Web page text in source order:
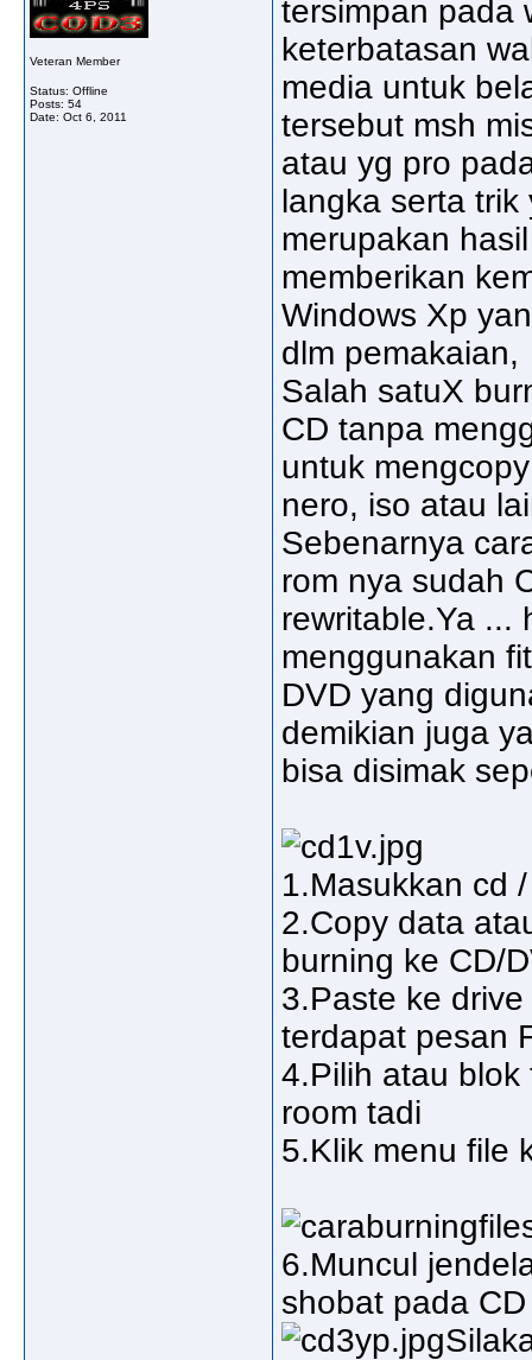
Veteran Member
Status: Offline
Posts: 54
Date: Oct 6, 2011
tersimpan pada
keterbatasan
media untuk
tersebut msh
atau yg pro
langka serta
merupakan
memberikan
Windows Xp
dlm pemakaian,
Salah satuX
CD tanpa
untuk
nero, iso atau
Sebenarnya
rom nya sudah
rewritable.Ya ...
menggunakan
DVD yang
demikian juga
bisa disimak
1.Masukkan cd
2.Copy data
burning ke CD/
3.Paste ke
terdapat pesan
4.Pilih atau blok
room tadi
5.Klik menu file
6.Muncul
shobat pada